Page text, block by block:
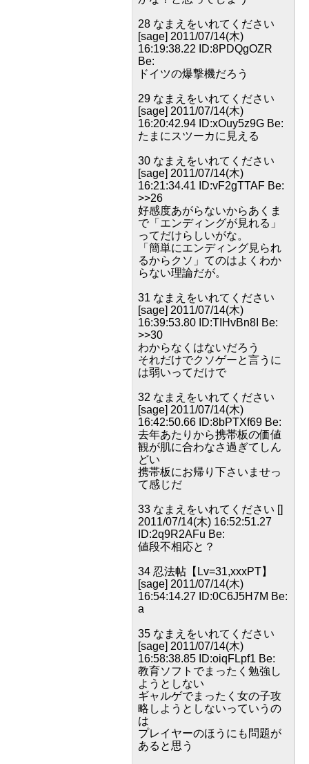
28 なまえをいれてください
[sage] 2011/07/14(木)
16:19:38.22 ID:8PDQgOZR
Be:
ドイツの爆撃機だろう
29 なまえをいれてください
[sage] 2011/07/14(木)
16:20:42.94 ID:xOuy5z9G Be:
たまにスツーカに見える
30 なまえをいれてください
[sage] 2011/07/14(木)
16:21:34.41 ID:vF2gTTAF Be:
>>26
好感度あがらないからあくま
で「エンディングが見れる」
ってだけらしいがな。
「簡単にエンディング見られ
るからクソ」てのはよくわか
らない理論だが。
31 なまえをいれてください
[sage] 2011/07/14(木)
16:39:53.80 ID:TIHvBn8I Be:
>>30
わからなくはないだろう
それだけでクソゲーと言うに
は弱いってだけで
32 なまえをいれてください
[sage] 2011/07/14(木)
16:42:50.66 ID:8bPTXf69 Be:
去年あたりから携帯板の価値
観が肌に合わなさ過ぎてしん
どい
携帯板にお帰り下さいませっ
て感じだ
33 なまえをいれてください []
2011/07/14(木) 16:52:51.27
ID:2q9R2AFu Be:
値段不相応と？
34 忍法帖【Lv=31,xxxPT】
[sage] 2011/07/14(木)
16:54:14.27 ID:0C6J5H7M Be:
a
35 なまえをいれてください
[sage] 2011/07/14(木)
16:58:38.85 ID:oiqFLpf1 Be:
教育ソフトでまったく勉強し
ようとしない
ギャルゲでまったく女の子攻
略しようとしないっていうの
は
プレイヤーのほうにも問題が
あると思う